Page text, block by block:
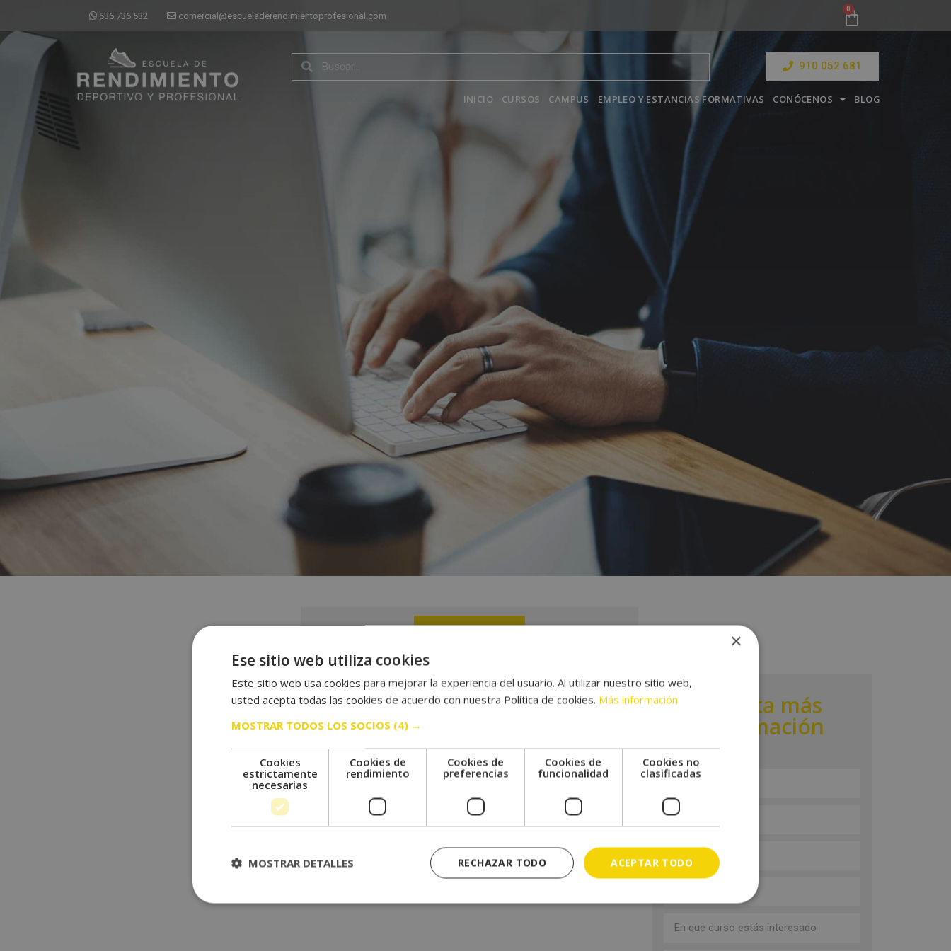
636 736 532 comercial@escueladerendimientoprofesional.com
910 052 681
INICIO CURSOS CAMPUS EMPLEO Y ESTANCIAS FORMATIVAS CONÓCENOS BLOG
Solicita más
información
×
Ese sitio web utiliza cookies
Este sitio web usa cookies para mejorar la experiencia del usuario. Al utilizar nuestro sitio web,
usted acepta todas las cookies de acuerdo con nuestra Política de cookies. Más información
MOSTRAR TODOS LOS SOCIOS (4) →
Cookies
estrictamente
necesarias
Cookies de
rendimiento
Cookies de
preferencias
Cookies de
funcionalidad
Cookies no
clasificadas
ACEPTAR TODO
RECHAZAR TODO
MOSTRAR DETALLES